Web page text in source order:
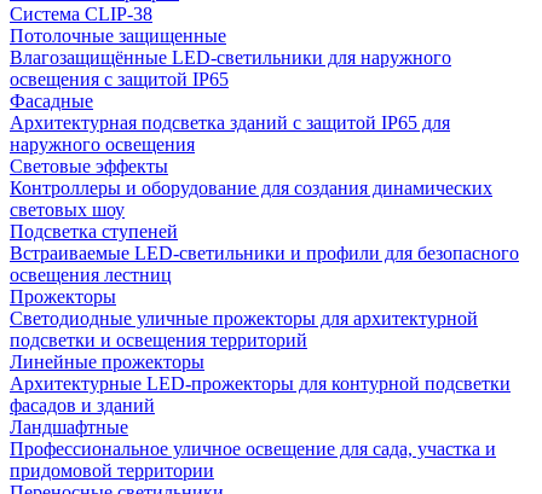
Система CLIP-38
Потолочные защищенные
Влагозащищённые LED-светильники для наружного
освещения с защитой IP65
Фасадные
Архитектурная подсветка зданий с защитой IP65 для
наружного освещения
Световые эффекты
Контроллеры и оборудование для создания динамических
световых шоу
Подсветка ступеней
Встраиваемые LED-светильники и профили для безопасного
освещения лестниц
Прожекторы
Светодиодные уличные прожекторы для архитектурной
подсветки и освещения территорий
Линейные прожекторы
Архитектурные LED-прожекторы для контурной подсветки
фасадов и зданий
Ландшафтные
Профессиональное уличное освещение для сада, участка и
придомовой территории